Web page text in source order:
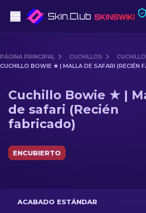
Gama media
Fusiles
Fusiles de Francotirador
Cuchillos
PÁGINA PRINCIPAL CUCHILLOS
CUCHILLO BOWIE ★ | MALLA DE SAFARI (RECIÉN
Media of Cuchillo Bowie ★ | Malla
Cuchillo Bowie ★ |
de safari (Recién
fabricado)
ENCUBIERTO
ACABADO ESTÁNDAR